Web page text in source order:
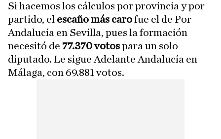
Si hacemos los cálculos por provincia y por
partido, el escaño más carofue el de Por
Andalucía en Sevilla, pues la formación
necesitó de 77.370 votospara un solo
diputado. Le sigue Adelante Andalucía en
Málaga, con 69.881 votos.